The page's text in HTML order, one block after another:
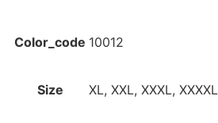
Color_code 10012
Size XL, XXL, XXXL, XXXXL